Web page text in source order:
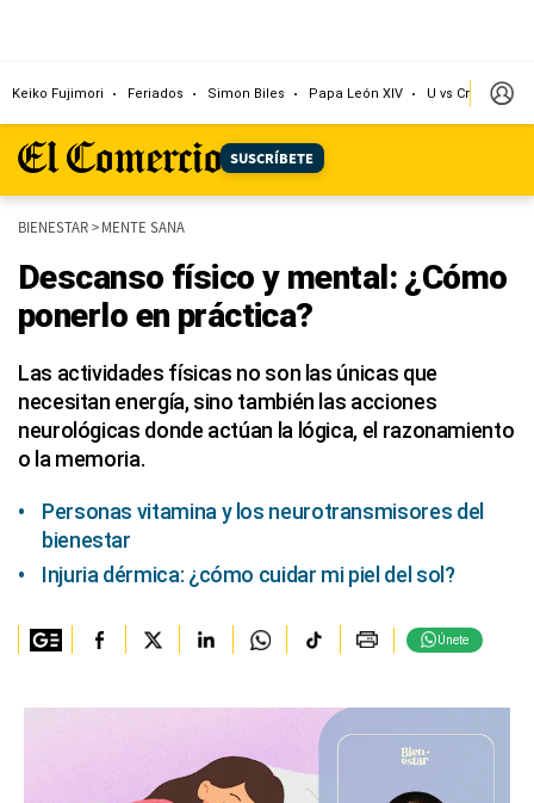
SUSCRÍBETE
Keiko Fujimori Feriados Simon Biles Papa León XIV U vs Cristal
BIENESTAR> MENTE SANA
Descanso físico y mental: ¿Cómo
ponerlo en práctica?
Las actividades físicas no son las únicas que
necesitan energía, sino también las acciones
neurológicas donde actúan la lógica, el razonamiento
o la memoria.
Personas vitamina y los neurotransmisores del
bienestar
Injuria dérmica: ¿cómo cuidar mi piel del sol?
Únete